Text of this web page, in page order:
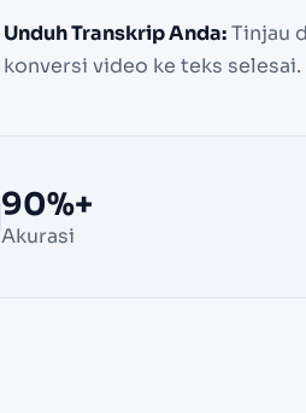
Unduh Transkrip Anda:Tinjau
konversi video ke teks selesai.
90%+
Akurasi